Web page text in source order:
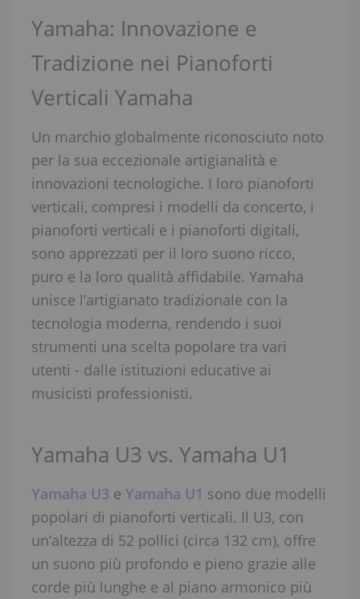
Yamaha: Innovazione e
Tradizione nei Pianoforti
Verticali Yamaha
Un marchio globalmente riconosciuto noto
per la sua eccezionale artigianalità e
innovazioni tecnologiche. I loro pianoforti
verticali, compresi i modelli da concerto, i
pianoforti verticali e i pianoforti digitali,
sono apprezzati per il loro suono ricco,
puro e la loro qualità affidabile. Yamaha
unisce l’artigianato tradizionale con la
tecnologia moderna, rendendo i suoi
strumenti una scelta popolare tra vari
utenti - dalle istituzioni educative ai
musicisti professionisti.
Yamaha U3 vs. Yamaha U1
Yamaha U3 eYamaha U1 sono due modelli
popolari di pianoforti verticali. Il U3, con
un’altezza di 52 pollici (circa 132 cm), offre
un suono più profondo e pieno grazie alle
corde più lunghe e al piano armonico più